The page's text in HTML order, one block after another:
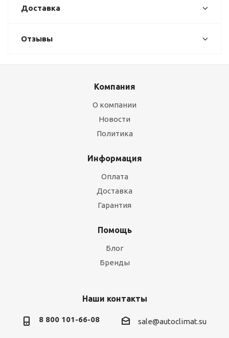
Доставка
Отзывы
Компания
О компании
Новости
Политика
Информация
Оплата
Доставка
Гарантия
Помощь
Блог
Бренды
Наши контакты
8 800 101-66-08 sale@autoclimat.su